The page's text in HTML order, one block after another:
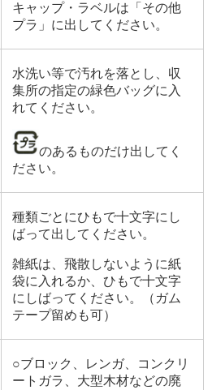
キャップ・ラベルは「その他
プラ」に出してください。
水洗い等で汚れを落とし、収
集所の指定の緑色バッグに入
れてください。
のあるものだけ出してく
ださい。
種類ごとにひもで十文字にし
ばって出してください。
雑紙は、飛散しないように紙
袋に入れるか、ひもで十文字
にしばってください。（ガム
テープ留めも可）
○ブロック、レンガ、コンクリ
ートガラ、大型木材などの廃